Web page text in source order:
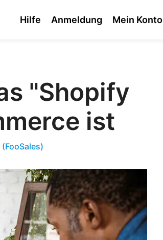
Hilfe Anmeldung Mein Konto
"Shopify
ist
(FooSales)